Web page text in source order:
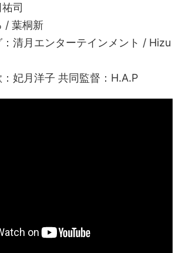
司
/ 葉桐新
清月エンターテインメント / Hizu
妃月洋子 共同監督：H.A.P